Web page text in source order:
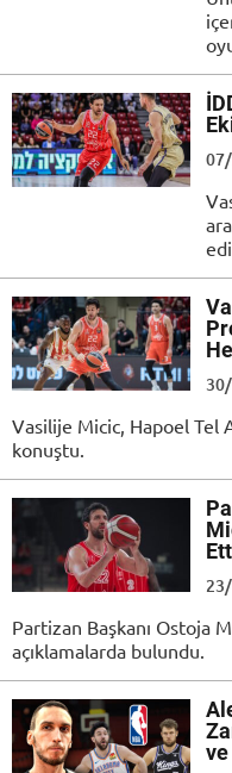
Vasilije Micic, Hapoel Tel
konuştu.
Partizan Başkanı Ostoja
açıklamalarda bulundu.